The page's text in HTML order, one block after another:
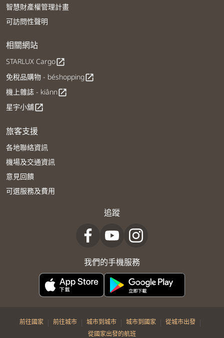
智慧財產權管理計畫
可訪問性聲明
相關網站
STARLUX Cargoopen_in_new
免稅品購物 - béshoppingopen_in_new
機上雜誌 - kiânnopen_in_new
星宇小舖open_in_new
旅客支援
各地聯絡資訊
機場及交通資訊
意見回饋
可選服務及費用
追蹤
我們的手機服務
前往國家 | 前往城市 | 城市到城市 | 城市到國家 | 從城市出發 |
從國家出發的航班